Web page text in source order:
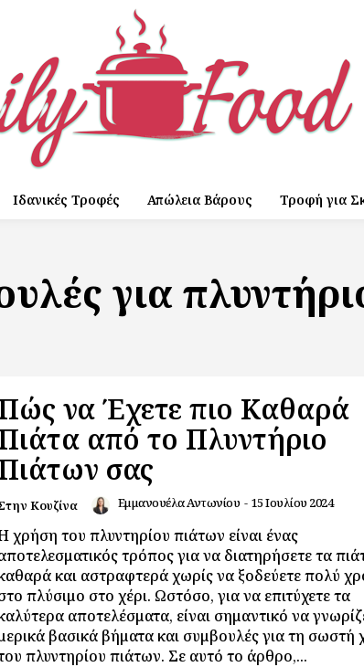
Ιδανικές Τροφές Απώλεια Βάρους Τροφή για
για
να Έχετε πιο Καθαρά
από το Πλυντήριο
σας
Κουζίνα Εμμανουέλα Αντωνίου - 15 Ιουλίου 2024
χρήση του πλυντηρίου πιάτων είναι ένας
τρόπος για να διατηρήσετε τα
και αστραφτερά χωρίς να ξοδεύετε πολύ
πλύσιμο στο χέρι. Ωστόσο, για να επιτύχετε τα
αποτελέσματα, είναι σημαντικό να
βασικά βήματα και συμβουλές για τη σωστή
πλυντηρίου πιάτων. Σε αυτό το άρθρο,...